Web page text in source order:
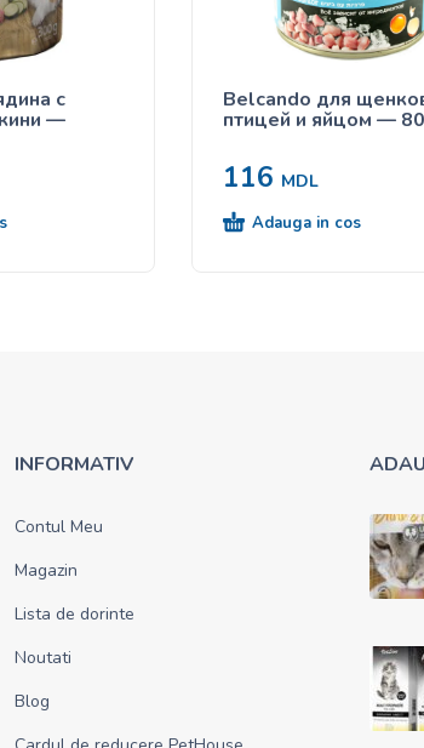
с
—
Belcando для
птицей и яйцом —
116 MDL
Adauga in cos
INFORMATIV
Contul Meu
Magazin
Lista de dorinte
Noutati
Blog